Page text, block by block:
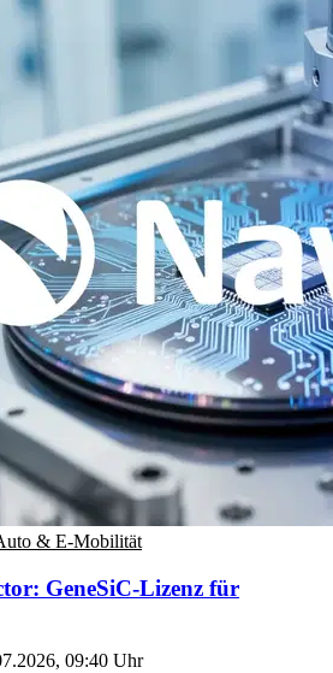
& E-Mobilität
GeneSiC-Lizenz für
09:40 Uhr